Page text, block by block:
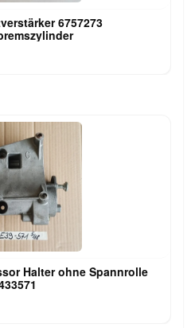
6757273
Halter ohne Spannrolle